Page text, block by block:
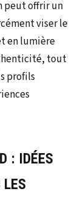
peut offrir un
viser le
en lumière
tout
profils
: IDÉES